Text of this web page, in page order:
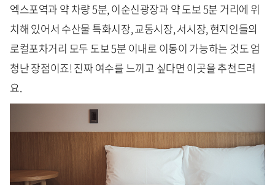
엑스포역과 약 차량 5분, 이순신광장과 약 도보 5분 거리에 위
치해 있어서 수산물 특화시장, 교동시장, 서시장, 현지인들의
로컬포차거리 모두 도보 5분 이내로 이동이 가능하는 것도 엄
청난 장점이죠! 진짜 여수를 느끼고 싶다면 이곳을 추천드려
요.